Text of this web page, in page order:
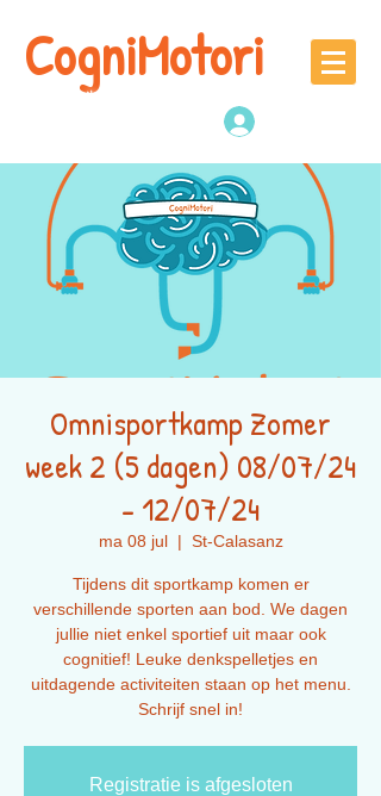
CogniMotori
Naschoolse
Omnisportkamp Zomer
week 2 (5 dagen) 08/07/24
- 12/07/24
ma 08 jul
  |
St-Calasanz
Tijdens dit sportkamp komen er
verschillende sporten aan bod. We dagen
jullie niet enkel sportief uit maar ook
cognitief! Leuke denkspelletjes en
uitdagende activiteiten staan op het menu.
Registratie is afgesloten